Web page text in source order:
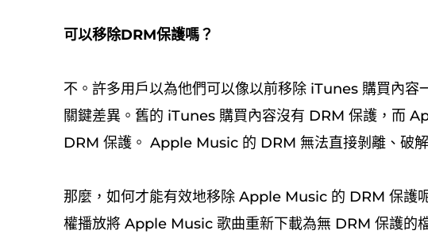
可以移除DRM保護嗎？
不。許多用戶以為他們可以像以前移除 iTunes 購買內容
關鍵差異。舊的 iTunes 購買內容沒有 DRM 保護，而
DRM 保護。 Apple Music 的 DRM 無法直接剝離、破解
那麼，如何才能有效地移除 Apple Music 的 DRM 保護
權播放將 Apple Music 歌曲重新下載為無 DRM 保護的